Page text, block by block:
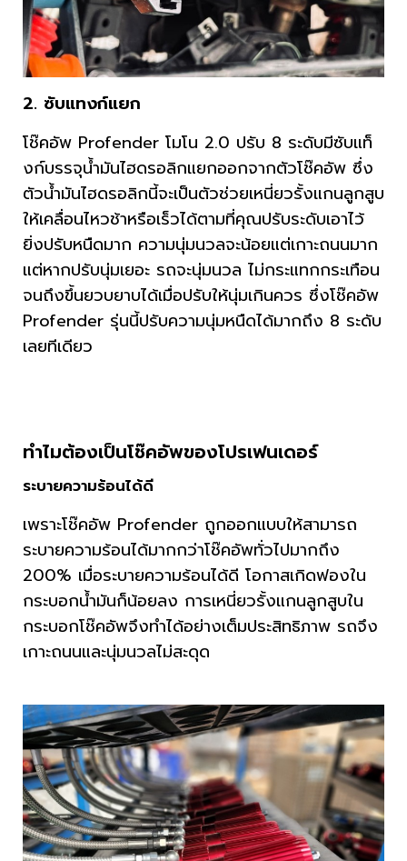
2. ซับแทงก์แยก
โช๊คอัพ Profender โมโน 2.0 ปรับ 8 ระดับมีซับแท็
งก์บรรจุน้ำมันไฮดรอลิกแยกออกจากตัวโช๊คอัพ ซึ่ง
ตัวน้ำมันไฮดรอลิกนี้จะเป็นตัวช่วยเหนี่ยวรั้งแกนลูกสูบ
ให้เคลื่อนไหวช้าหรือเร็วได้ตามที่คุณปรับระดับเอาไว้
ยิ่งปรับหนืดมาก ความนุ่มนวลจะน้อยแต่เกาะถนนมาก
แต่หากปรับนุ่มเยอะ รถจะนุ่มนวล ไม่กระแทกกระเทือน
จนถึงขึ้นยวบยาบได้เมื่อปรับให้นุ่มเกินควร ซึ่งโช๊คอัพ
Profender รุ่นนี้ปรับความนุ่มหนืดได้มากถึง 8 ระดับ
เลยทีเดียว
ทำไมต้องเป็นโช๊คอัพของโปรเฟนเดอร์
ระบายความร้อนได้ดี
เพราะโช๊คอัพ Profender ถูกออกแบบให้สามารถ
ระบายความร้อนได้มากกว่าโช๊คอัพทั่วไปมากถึง
200% เมื่อระบายความร้อนได้ดี โอกาสเกิดฟองใน
กระบอกน้ำมันก็น้อยลง การเหนี่ยวรั้งแกนลูกสูบใน
กระบอกโช๊คอัพจึงทำได้อย่างเต็มประสิทธิภาพ รถจึง
เกาะถนนและนุ่มนวลไม่สะดุด